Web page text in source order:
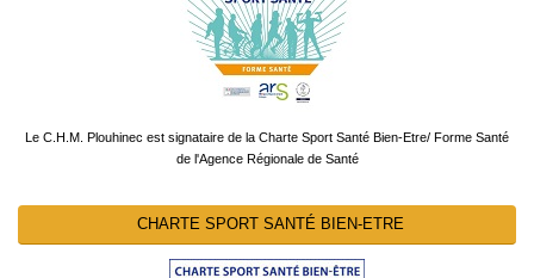
Le C.H.M. Plouhinec est signataire de la Charte Sport Santé Bien-Etre/ Forme Santé
de l'Agence Régionale de Santé
CHARTE SPORT SANTÉ BIEN-ETRE